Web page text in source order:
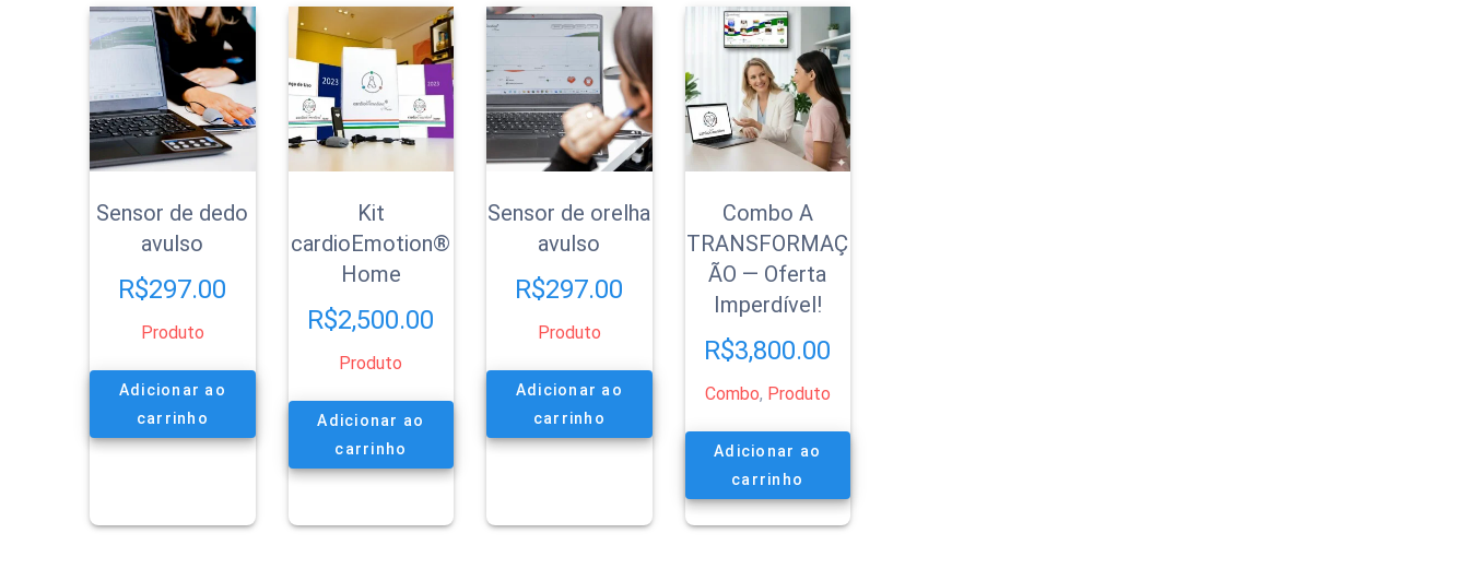
popularidade
Sensor de dedo
avulso
R$297.00
Produto
Adicionar ao
carrinho
Kit
cardioEmotion®
Home
R$2,500.00
Produto
Adicionar ao
carrinho
Sensor de orelha
avulso
R$297.00
Produto
Adicionar ao
carrinho
Combo A
TRANSFORMAÇ
ÃO — Oferta
Imperdível!
R$3,800.00
Combo, Produto
Adicionar ao
carrinho